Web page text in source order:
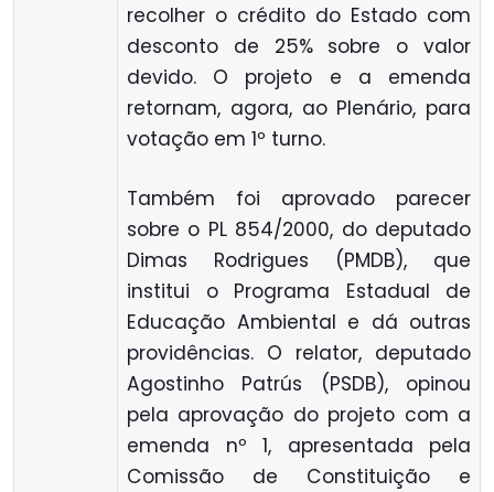
recolher o crédito do Estado com
desconto de 25% sobre o valor
devido. O projeto e a emenda
retornam, agora, ao Plenário, para
votação em 1º turno.
Também foi aprovado parecer
sobre o PL 854/2000, do deputado
Dimas Rodrigues (PMDB), que
institui o Programa Estadual de
Educação Ambiental e dá outras
providências. O relator, deputado
Agostinho Patrús (PSDB), opinou
pela aprovação do projeto com a
emenda nº 1, apresentada pela
Comissão de Constituição e